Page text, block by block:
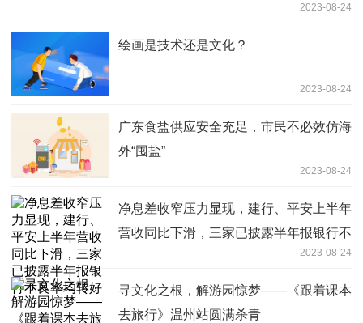
2023-08-24
绘画是技术还是文化？
2023-08-24
广东食盐供应安全充足，市民不必效仿海
外“囤盐”
2023-08-24
净息差收窄压力显现，建行、平安上半年
营收同比下滑，三家已披露半年报银行不
2023-08-24
寻文化之根，解游园惊梦——《跟着课本
去旅行》温州站圆满杀青